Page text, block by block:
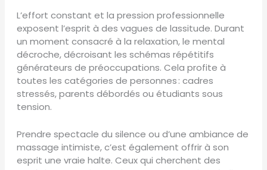
L’effort constant et la pression professionnelle
exposent l’esprit à des vagues de lassitude. Durant
un moment consacré à la relaxation, le mental
décroche, décroisant les schémas répétitifs
générateurs de préoccupations. Cela profite à
toutes les catégories de personnes : cadres
stressés, parents débordés ou étudiants sous
tension.
Prendre spectacle du silence ou d’une ambiance de
massage intimiste, c’est également offrir à son
esprit une vraie halte. Ceux qui cherchent des